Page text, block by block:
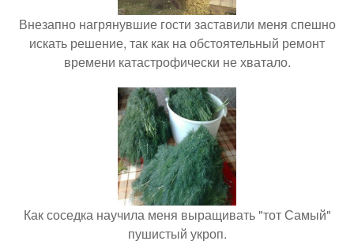
Внезапно нагрянувшие гости заставили меня спешно
искать решение, так как на обстоятельный ремонт
времени катастрофически не хватало.
Как соседка научила меня выращивать "тот Самый"
пушистый укроп.